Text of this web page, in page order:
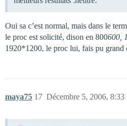
Oui sa c’est normal, mais dans le
le proc est solicité, dison en 800600,
1920*1200, le proc lui, fais pu
maya75 Décembre 5, 2006, 8:33
17